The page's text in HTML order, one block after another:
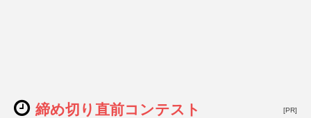
締め切り直前コンテスト [PR]